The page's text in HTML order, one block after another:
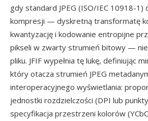
gdy standard JPEG (ISO/IEC 10918-
kompresji — dyskretną transformatę
kwantyzację i kodowanie entropijne
pikseli w zwarty strumień bitowy —
pliku. JFIF wypełnia tę lukę, definiując
który otacza strumień JPEG
interoperacyjnego wyświetlania:
jednostki rozdzielczości (DPI lub
specyfikacja przestrzeni kolorów